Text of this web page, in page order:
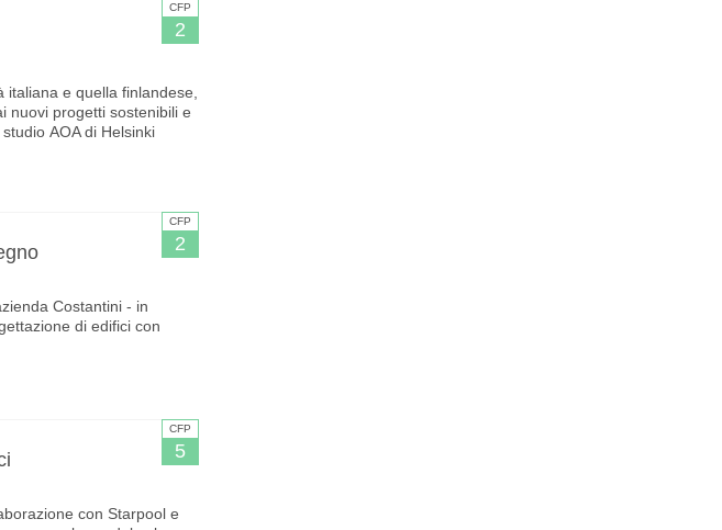
CFP
2
e quella finlandese,
nuovi progetti sostenibili e
AOA di Helsinki
CFP
2
Costantini - in
di edifici con
CFP
5
con Starpool e